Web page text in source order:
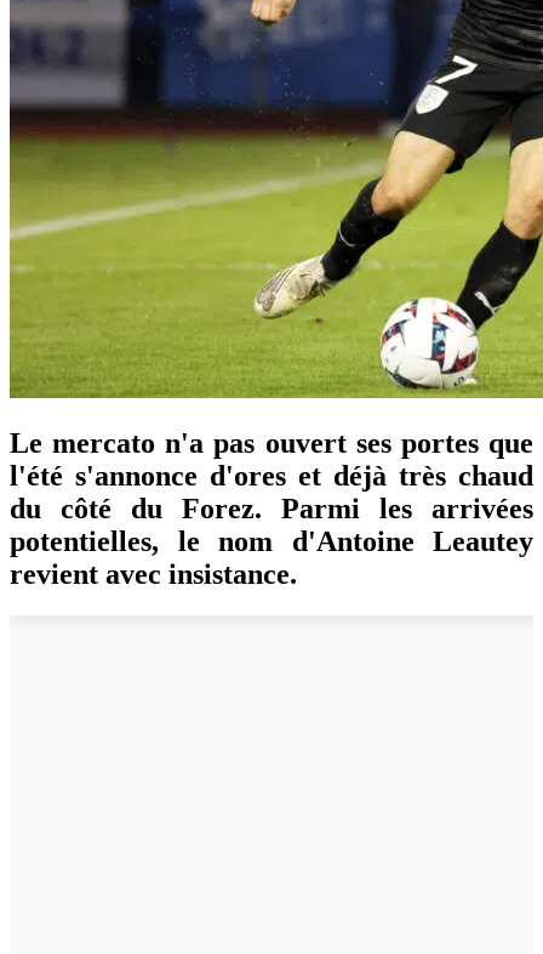
Le mercato n'a pas ouvert ses portes que
l'été s'annonce d'ores et déjà très chaud
du côté du Forez. Parmi les arrivées
potentielles, le nom d'Antoine Leautey
revient avec insistance.